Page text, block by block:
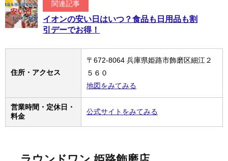
関連記事
イオンの安い日はいつ？食品も日用品も割
引デーでお得！
住所・アクセス
〒672-8064 兵庫県姫路市飾磨区細江２
５６０
地図をみてみる
営業時間・定休日・
料金
公式サイトをみてみる